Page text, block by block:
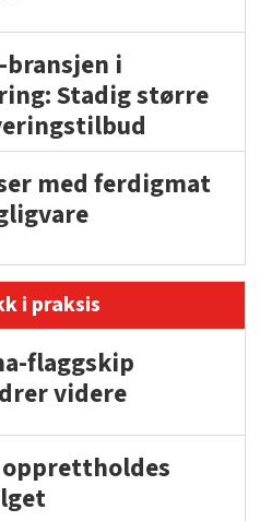
bransjen i
Stadig større
med ferdigmat
i praksis
flaggskip
videre